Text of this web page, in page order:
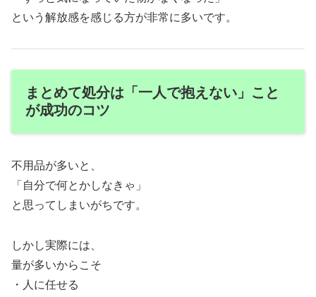
という解放感を感じる方が非常に多いです。
まとめて処分は「一人で抱えない」こと
が成功のコツ
不用品が多いと、
「自分で何とかしなきゃ」
と思ってしまいがちです。
しかし実際には、
量が多いからこそ
・人に任せる